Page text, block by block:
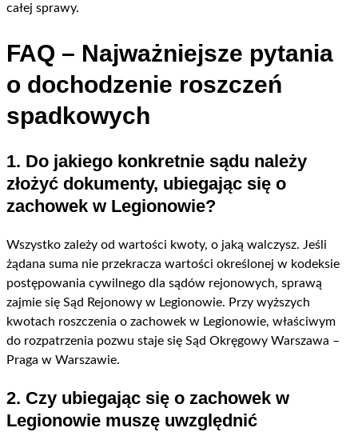
całej sprawy.
FAQ – Najważniejsze pytania
o dochodzenie roszczeń
spadkowych
1. Do jakiego konkretnie sądu należy
złożyć dokumenty, ubiegając się o
zachowek w Legionowie?
Wszystko zależy od wartości kwoty, o jaką walczysz. Jeśli
żądana suma nie przekracza wartości określonej w kodeksie
postępowania cywilnego dla sądów rejonowych, sprawą
zajmie się Sąd Rejonowy w Legionowie. Przy wyższych
kwotach roszczenia o zachowek w Legionowie, właściwym
do rozpatrzenia pozwu staje się Sąd Okręgowy Warszawa –
Praga w Warszawie.
2. Czy ubiegając się o zachowek w
Legionowie muszę uwzględnić